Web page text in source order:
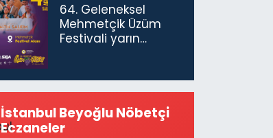
64. Geleneksel
Mehmetçik Üzüm
Festivali yarın
İstanbul Beyoğlu Nöbetçi
Eczaneler